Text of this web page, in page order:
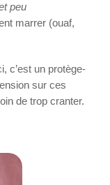
peu
marrer (ouaf,
c’est un protège-
sur ces
de trop cranter.